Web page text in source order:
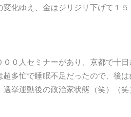
変化ゆえ、金はジリジリ下げて１
００人セミナーがあり、京都で十
多忙で睡眠不足だったので、後
挙運動後の政治家状態（笑）（笑